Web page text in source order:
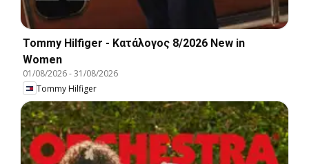
Tommy Hilfiger - Kατάλογος 8/2026 New in
Women
01/08/2026-31/08/2026
Tommy Hilfiger